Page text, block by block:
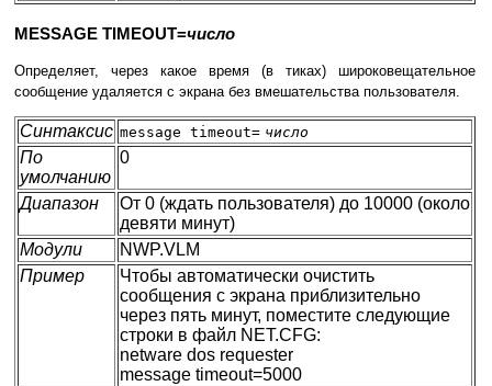
MESSAGE TIMEOUT=число
Определяет, через какое время (в тиках) широковещательное
сообщение удаляется с экрана без вмешательства пользователя.
Синтаксис message timeout= число
По
умолчанию
0
Диапазон
От 0 (ждать пользователя) до 10000 (около
девяти минут)
Модули
NWP.VLM
Пример
Чтобы автоматически очистить
сообщения с экрана приблизительно
через пять минут, поместите следующие
строки в файл NET.CFG:
netware dos requester
message timeout=5000